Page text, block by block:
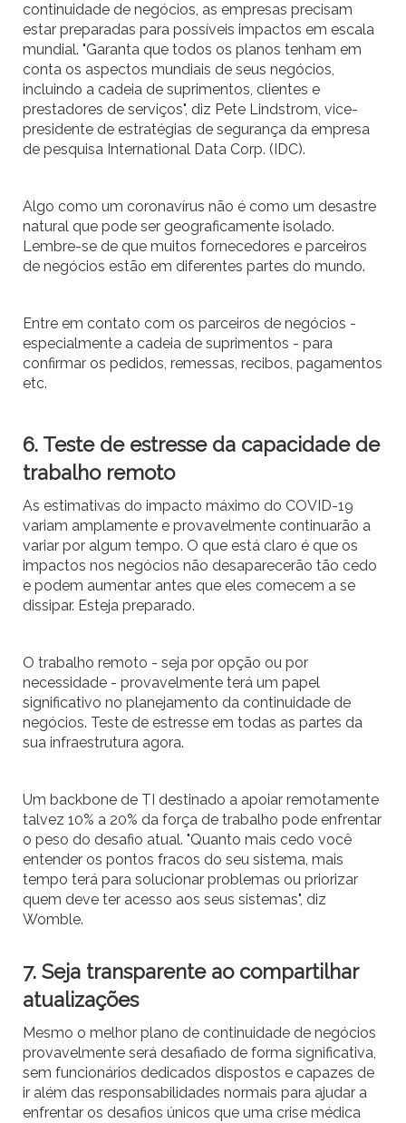
continuidade de negócios, as empresas precisam
estar preparadas para possíveis impactos em escala
mundial. "Garanta que todos os planos tenham em
conta os aspectos mundiais de seus negócios,
incluindo a cadeia de suprimentos, clientes e
prestadores de serviços", diz Pete Lindstrom, vice-
presidente de estratégias de segurança da empresa
de pesquisa International Data Corp. (IDC).
Algo como um coronavírus não é como um desastre
natural que pode ser geograficamente isolado.
Lembre-se de que muitos fornecedores e parceiros
de negócios estão em diferentes partes do mundo.
Entre em contato com os parceiros de negócios -
especialmente a cadeia de suprimentos - para
confirmar os pedidos, remessas, recibos, pagamentos
etc.
6. Teste de estresse da capacidade de
trabalho remoto
As estimativas do impacto máximo do COVID-19
variam amplamente e provavelmente continuarão a
variar por algum tempo. O que está claro é que os
impactos nos negócios não desaparecerão tão cedo
e podem aumentar antes que eles comecem a se
dissipar. Esteja preparado.
O trabalho remoto - seja por opção ou por
necessidade - provavelmente terá um papel
significativo no planejamento da continuidade de
negócios. Teste de estresse em todas as partes da
sua infraestrutura agora.
Um backbone de TI destinado a apoiar remotamente
talvez 10% a 20% da força de trabalho pode enfrentar
o peso do desafio atual. "Quanto mais cedo você
entender os pontos fracos do seu sistema, mais
tempo terá para solucionar problemas ou priorizar
quem deve ter acesso aos seus sistemas", diz
Womble.
7. Seja transparente ao compartilhar
atualizações
Mesmo o melhor plano de continuidade de negócios
provavelmente será desafiado de forma significativa,
sem funcionários dedicados dispostos e capazes de
ir além das responsabilidades normais para ajudar a
enfrentar os desafios únicos que uma crise médica